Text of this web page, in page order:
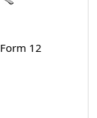
Form 12